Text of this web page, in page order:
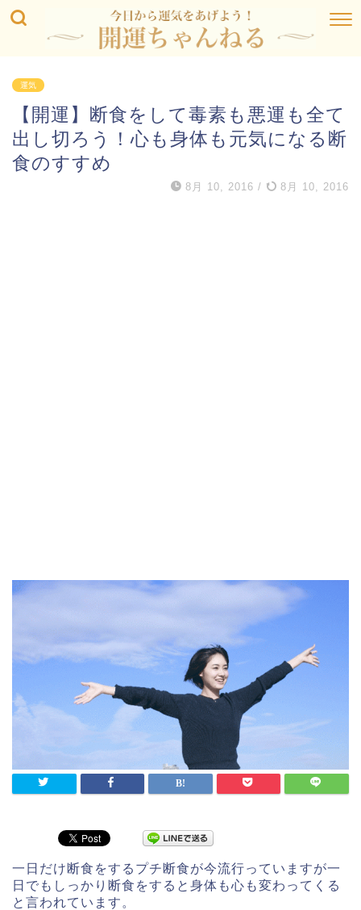
運気
【開運】断食をして毒素も悪運も全て
出し切ろう！心も身体も元気になる断
食のすすめ
8月 10, 2016 / 8月 10, 2016
一日だけ断食をするプチ断食が今流行っていますが一
日でもしっかり断食をすると身体も心も変わってくる
と言われています。